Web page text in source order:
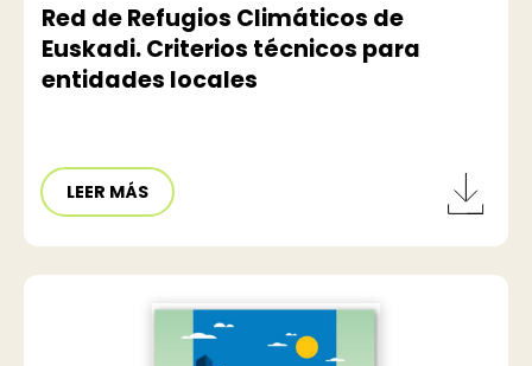
Red de Refugios Climáticos de
Euskadi. Criterios técnicos para
entidades locales
LEER MÁS